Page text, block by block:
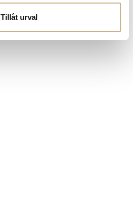
Tillåt urval